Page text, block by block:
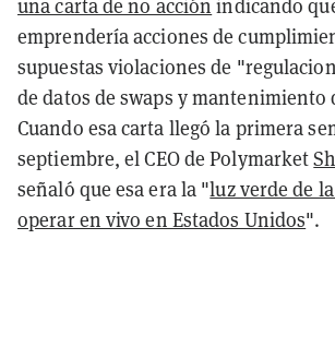
una carta de no acción indicando
emprendería acciones de
supuestas violaciones de
de datos de swaps y mantenimiento
Cuando esa carta llegó la primera
septiembre, el CEO de Polymarket
señaló que esa era la "luz verde de
operar en vivo en Estados Unidos".